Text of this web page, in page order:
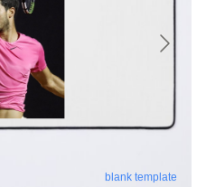
blank template